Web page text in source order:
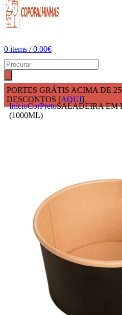
0 items / 0.00€
PORTES GRÁTIS ACIMA DE
DESCONTOS [AQUI].
InícioCorPretoSALADEIRA EM
(1000ML)